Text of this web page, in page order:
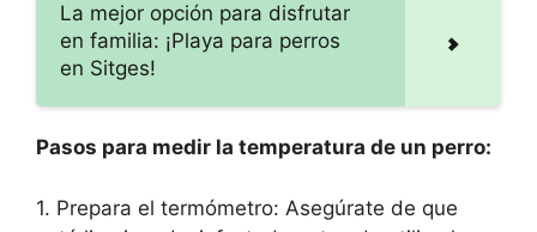
La mejor opción para disfrutar
en familia: ¡Playa para perros
en Sitges!
Pasos para medir la temperatura de un perro:
1. Prepara el termómetro: Asegúrate de que